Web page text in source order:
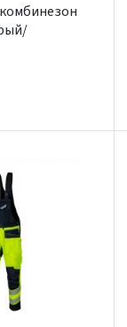
Registruokites